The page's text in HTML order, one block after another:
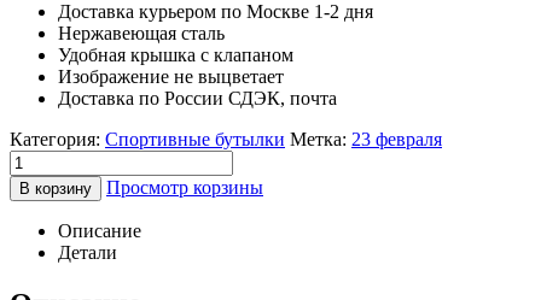
Доставка курьером по Москве 1-2 дня
Нержавеющая сталь
Удобная крышка с клапаном
Изображение не выцветает
Доставка по России СДЭК, почта
Категория: Спортивные бутылки Метка: 23 февраля
В корзину Просмотр корзины
Описание
Детали